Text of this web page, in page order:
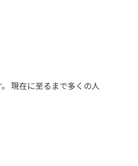
現在に至るまで多くの人